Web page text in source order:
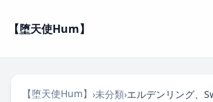
【堕天使Hum】
【堕天使Hum】 ›未分類›